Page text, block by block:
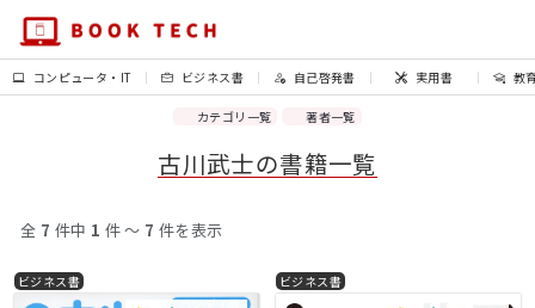
コンピュータ・IT ビジネス書 自己啓発書 実用書 教
カテゴリ一覧 著者一覧
古川武士の書籍一覧
全 7 件中 1 件 〜 7 件を表示
ビジネス書 ビジネス書